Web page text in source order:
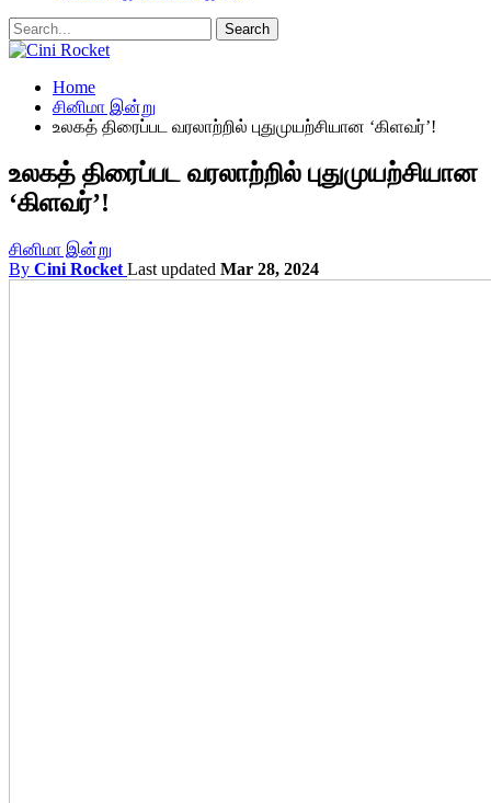
Home
சினிமா இன்று
உலகத் திரைப்பட வரலாற்றில் புதுமுயற்சியான ‘கிளவர்’!
உலகத் திரைப்பட வரலாற்றில் புதுமுயற்சியான
‘கிளவர்’!
சினிமா இன்று
By Cini Rocket Last updated Mar 28, 2024